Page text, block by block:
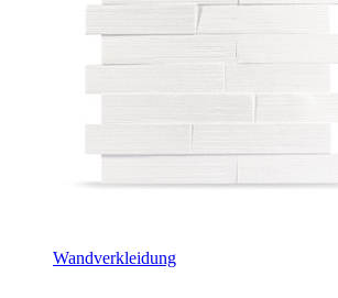
Wandverkleidung